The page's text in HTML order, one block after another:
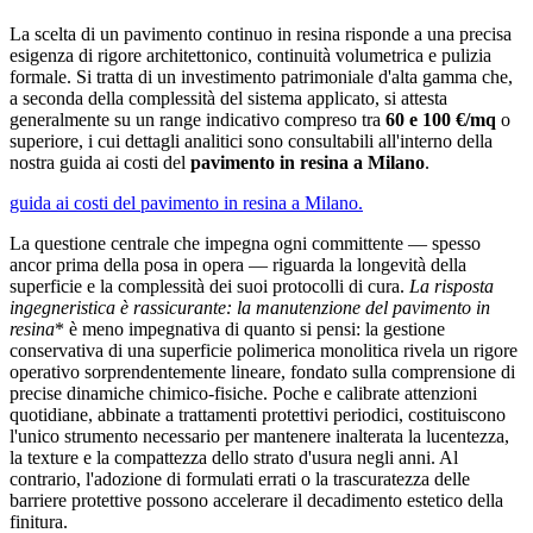
La scelta di un pavimento continuo in resina risponde a una precisa
esigenza di rigore architettonico, continuità volumetrica e pulizia
formale. Si tratta di un investimento patrimoniale d'alta gamma che,
a seconda della complessità del sistema applicato, si attesta
generalmente su un range indicativo compreso tra 60 e 100 €/mq o
superiore, i cui dettagli analitici sono consultabili all'interno della
nostra guida ai costi del pavimento in resina a Milano.
guida ai costi del pavimento in resina a Milano.
La questione centrale che impegna ogni committente — spesso
ancor prima della posa in opera — riguarda la longevità della
superficie e la complessità dei suoi protocolli di cura. La risposta
ingegneristica è rassicurante: la manutenzione del pavimento in
resina* è meno impegnativa di quanto si pensi: la gestione
conservativa di una superficie polimerica monolitica rivela un rigore
operativo sorprendentemente lineare, fondato sulla comprensione di
precise dinamiche chimico-fisiche. Poche e calibrate attenzioni
quotidiane, abbinate a trattamenti protettivi periodici, costituiscono
l'unico strumento necessario per mantenere inalterata la lucentezza,
la texture e la compattezza dello strato d'usura negli anni. Al
contrario, l'adozione di formulati errati o la trascuratezza delle
barriere protettive possono accelerare il decadimento estetico della
finitura.